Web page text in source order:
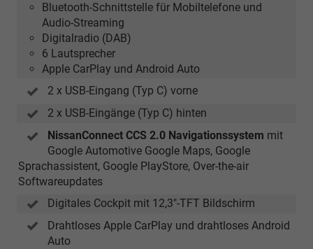
Bluetooth-Schnittstelle für Mobiltelefone und
Audio-Streaming
Digitalradio (DAB)
6 Lautsprecher
Apple CarPlay und Android Auto
2 x USB-Eingang (Typ C) vorne
2 x USB-Eingänge (Typ C) hinten
NissanConnect CCS 2.0 Navigationssystem mit
Google Automotive Google Maps, Google
Sprachassistent, Google PlayStore, Over-the-air
Softwareupdates
Digitales Cockpit mit 12,3"-TFT Bildschirm
Drahtloses Apple CarPlay und drahtloses Android
Auto